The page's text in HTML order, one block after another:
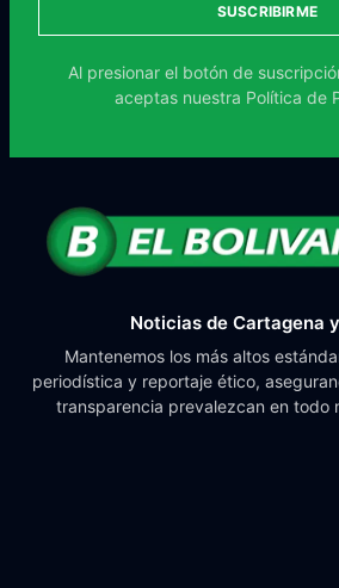
SUSCRIBIRME
Al presionar el botón de
aceptas nuestra Política de
Noticias de Cartagena
Mantenemos los más altos
periodística y reportaje ético,
transparencia prevalezcan en todo